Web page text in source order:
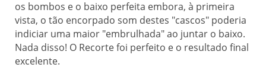
os bombos e o baixo perfeita embora, à primeira
vista, o tão encorpado som destes "cascos" poderia
indiciar uma maior "embrulhada" ao juntar o baixo.
Nada disso! O Recorte foi perfeito e o resultado final
excelente.